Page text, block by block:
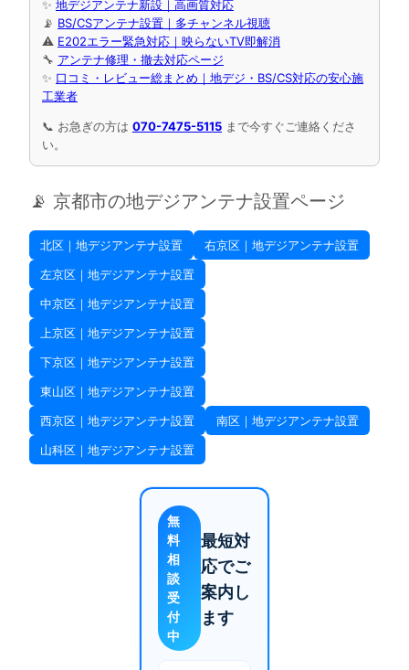
✨ 地デジアンテナ新設｜高画質対応
📡 BS/CSアンテナ設置｜多チャンネル視聴
⚠️ E202エラー緊急対応｜映らないTV即解消
🔧 アンテナ修理・撤去対応ページ
✨ 口コミ・レビュー総まとめ｜地デジ・BS/CS対応の安心施
工業者
📞 お急ぎの方は 070-7475-5115 まで今すぐご連絡くださ
い。
📡 京都市の地デジアンテナ設置ページ
北区｜地デジアンテナ設置
右京区｜地デジアンテナ設置
左京区｜地デジアンテナ設置
中京区｜地デジアンテナ設置
上京区｜地デジアンテナ設置
下京区｜地デジアンテナ設置
東山区｜地デジアンテナ設置
西京区｜地デジアンテナ設置
南区｜地デジアンテナ設置
山科区｜地デジアンテナ設置
無
料
相
談
受
付
中
最短対
応でご
案内し
ます